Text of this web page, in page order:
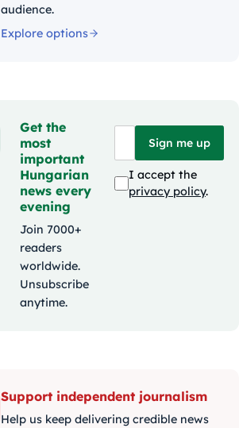
audience.
Explore options
Get the
most
important
Hungarian
news every
evening
Join 7000+
readers
worldwide.
Unsubscribe
anytime.
Sign me up
I accept the
privacy policy.
Support independent journalism
Help us keep delivering credible news